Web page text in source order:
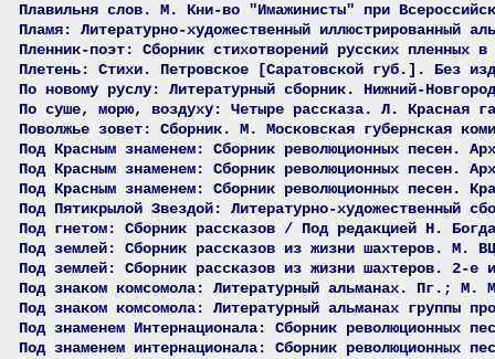
Плавильня слов. М. Кни-во "Имажинисты" при
Пламя: Литературно-художественный иллюстрированный
Пленник-поэт: Сборник стихотворений русских
Плетень: Стихи. Петровское [Саратовской губ.]. Без
По новому руслу: Литературный сборник. Нижний-
По суше, морю, воздуху: Четыре рассказа. Л. Красная
Поволжье зовет: Сборник. М. Московская губернская
Под Красным знаменем: Сборник революционных песен.
Под Красным знаменем: Сборник революционных песен.
Под Красным знаменем: Сборник революционных песен.
Под Пятикрылой Звездой: Литературно-художественный
Под гнетом: Сборник рассказов / Под редакцией Н.
Под землей: Сборник рассказов из жизни шахтеров. М.
Под землей: Сборник рассказов из жизни шахтеров. 2-е
Под знаком комсомола: Литературный альманах. Пг.; М.
Под знаком комсомола: Литературный альманах группы
Под знаменем Интернационала: Сборник революционных
Под знаменем интернационала: Сборник революционных